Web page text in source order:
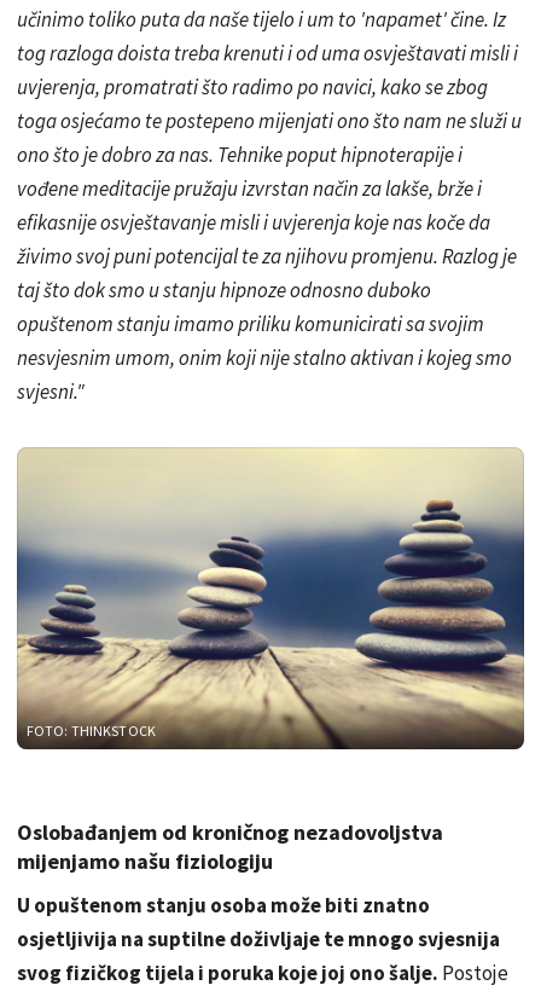
učinimo toliko puta da naše tijelo i um to 'napamet' čine. Iz
tog razloga doista treba krenuti i od uma osvještavati misli i
uvjerenja, promatrati što radimo po navici, kako se zbog
toga osjećamo te postepeno mijenjati ono što nam ne služi u
ono što je dobro za nas. Tehnike poput hipnoterapije i
vođene meditacije pružaju izvrstan način za lakše, brže i
efikasnije osvještavanje misli i uvjerenja koje nas koče da
živimo svoj puni potencijal te za njihovu promjenu. Razlog je
taj što dok smo u stanju hipnoze odnosno duboko
opuštenom stanju imamo priliku komunicirati sa svojim
nesvjesnim umom, onim koji nije stalno aktivan i kojeg smo
svjesni."
FOTO: THINKSTOCK
Oslobađanjem od kroničnog nezadovoljstva
mijenjamo našu fiziologiju
U opuštenom stanju osoba može biti znatno
osjetljivija na suptilne doživljaje te mnogo svjesnija
svog fizičkog tijela i poruka koje joj ono šalje. Postoje